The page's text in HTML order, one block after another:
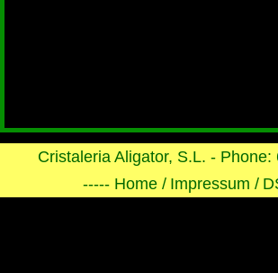
Cristaleria Aligator, S.L. - Phone:
----- Home / Impressum /